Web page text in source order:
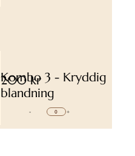
200 kr
Kombo 3 - Kryddig
blandning
- +